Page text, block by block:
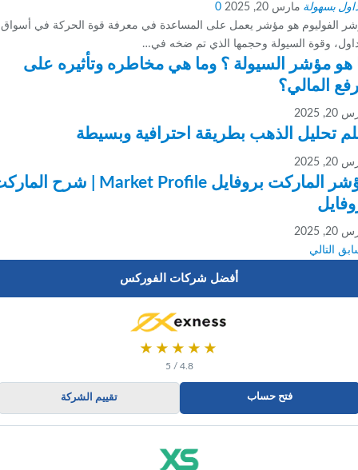
بسهولةمارس 20, 2025
0
الفوليوم هو مؤشر يعمل على المساعدة في معرفة قوة الحركة في أسواق
وقوة السيولة وحجمها الذي تم ضخه في…
مؤشر السيولة ؟ وما هي مخاطره وتأثيره على
المالي؟
تحليل الذهب بطريقة احترافية وبسيطة
مؤشر الماركت بروفايل Market Profile | شرح الماركت
التالي
أفضل شركات الفوركس
★★★★★
4.8 / 5
فتح حساب تقييم الشركة